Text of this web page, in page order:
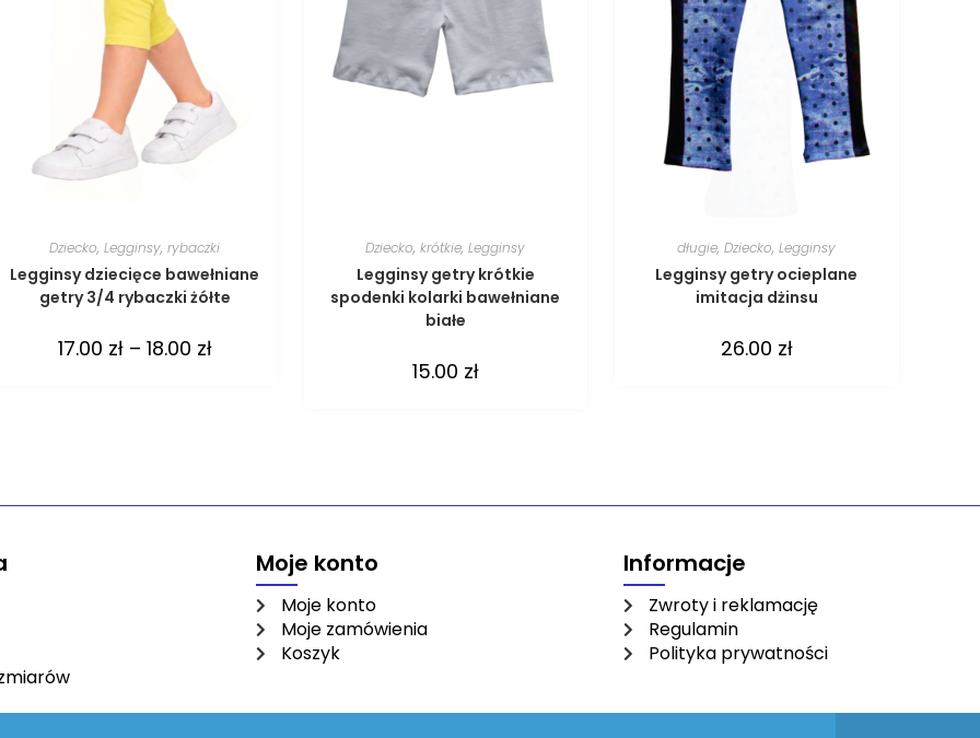
Dziecko,Legginsy,rybaczki
Legginsy dziecięce bawełniane
getry 3/4 rybaczki żółte
17.00 zł – 18.00 zł
Dziecko,krótkie,Legginsy
Legginsy getry krótkie
spodenki kolarki bawełniane
białe
15.00 zł
długie,Dziecko,Legginsy
Legginsy getry ocieplane
imitacja dżinsu
26.00 zł
Moje konto
Moje konto
Moje zamówienia
Koszyk
Informacje
Zwroty i reklamację
Regulamin
Polityka prywatności